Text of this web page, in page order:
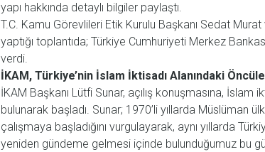
yapı hakkında detaylı bilgiler paylaştı.
T.C. Kamu Görevlileri Etik Kurulu Başkanı Sedat
yaptığı toplantıda; Türkiye Cumhuriyeti Merkez
verdi.
İKAM, Türkiye’nin İslam İktisadı Alanındaki
İKAM Başkanı Lütfi Sunar, açılış konuşmasına, İslam
bulunarak başladı. Sunar; 1970’li yıllarda Müslüman
çalışmaya başladığını vurgulayarak, aynı yıllarda
yeniden gündeme gelmesi içinde bulunduğumuz bu